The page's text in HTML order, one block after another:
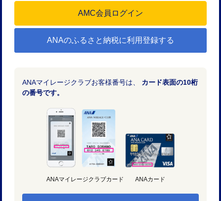
ANAのふるさと納税に利用登録する
ANAマイレージクラブお客様番号は、 カード表面の10桁
の番号です。
ANAマイレージクラブカード ANAカード